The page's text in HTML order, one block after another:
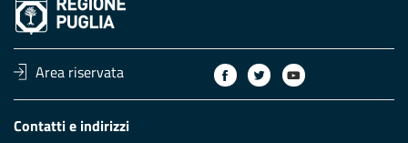
Area riservata
Contatti e indirizzi